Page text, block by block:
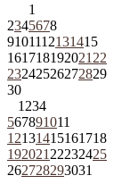
1
2345678
9101112131415
161718192021 22
23242526272829
30
1 234
567891011
12131415161718
192021 22232425
262728293031